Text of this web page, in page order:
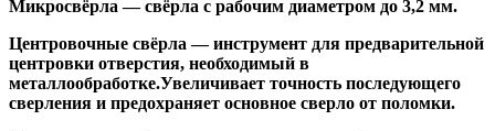
Микросвёрла — свёрла с рабочим диаметром до 3,2 мм.
Центровочные свёрла — инструмент для предварительной
центровки отверстия, необходимый в
металлообработке.Увеличивает точность последующего
сверления и предохраняет основное сверло от поломки.